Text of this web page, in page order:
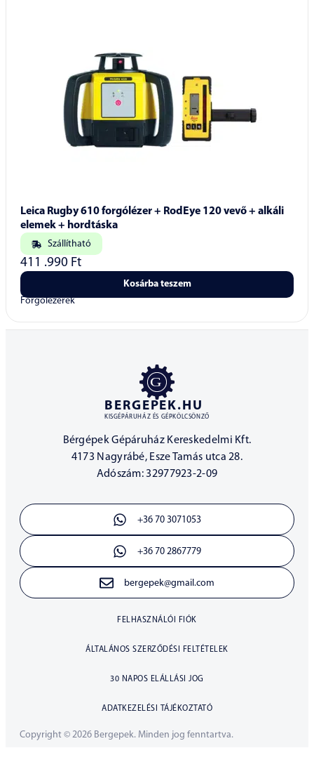
Leica Rugby 610 forgólézer + RodEye 120 vevő + alkáli
elemek + hordtáska
Szállítható
411 .990 Ft
Kosárba teszem
Forgólézerek
BERGEPEK.HU
KISGÉPÁRUHÁZ ÉS GÉPKÖLCSÖNZŐ
Bérgépek Gépáruház Kereskedelmi Kft.
4173 Nagyrábé, Esze Tamás utca 28.
Adószám: 32977923-2-09
+36 70 3071053
+36 70 2867779
bergepek@gmail.com
FELHASZNÁLÓI FIÓK
ÁLTALÁNOS SZERZŐDÉSI FELTÉTELEK
30 NAPOS ELÁLLÁSI JOG
ADATKEZELÉSI TÁJÉKOZTATÓ
Copyright © 2026 Bergepek. Minden jog fenntartva.